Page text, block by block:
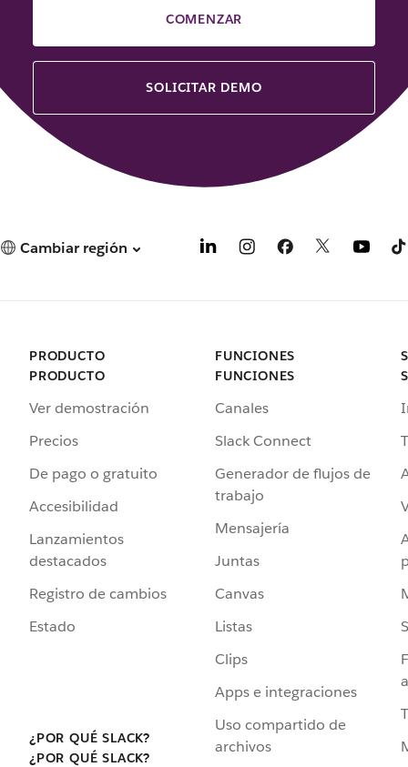
COMENZAR
SOLICITAR DEMO
Cambiar región
PRODUCTO
PRODUCTO
Ver demostración
Precios
De pago o gratuito
Accesibilidad
Lanzamientos
destacados
Registro de cambios
Estado
¿POR QUÉ SLACK?
¿POR QUÉ SLACK?
FUNCIONES
FUNCIONES
Canales
Slack Connect
Generador de flujos de
trabajo
Mensajería
Juntas
Canvas
Listas
Clips
Apps e integraciones
Uso compartido de
archivos